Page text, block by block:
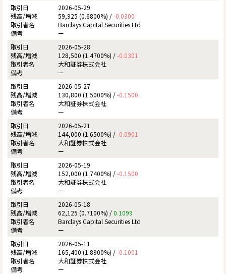
2026-05-29
59,925 (0.6800%) /-0.0300
Barclays Capital Securities Ltd
ー
2026-05-28
128,500 (1.4700%) /-0.0301
大和証券株式会社
ー
2026-05-27
130,800 (1.5000%) /-0.1500
大和証券株式会社
ー
2026-05-21
144,000 (1.6500%) /-0.0901
大和証券株式会社
ー
2026-05-19
152,000 (1.7400%) /-0.1500
大和証券株式会社
ー
2026-05-18
62,125 (0.7100%) /0.1099
Barclays Capital Securities Ltd
ー
2026-05-11
165,400 (1.8900%) /-0.1001
大和証券株式会社
ー